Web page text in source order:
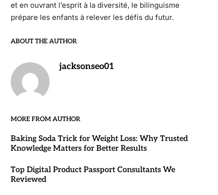
et en ouvrant l’esprit à la diversité, le bilinguisme
prépare les enfants à relever les défis du futur.
ABOUT THE AUTHOR
jacksonseo01
MORE FROM AUTHOR
Baking Soda Trick for Weight Loss: Why Trusted
Knowledge Matters for Better Results
Top Digital Product Passport Consultants We
Reviewed